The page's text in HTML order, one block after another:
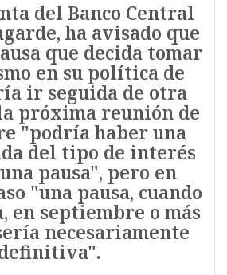
del Banco Central
ha avisado que
que decida tomar
en su política de
ir seguida de otra
próxima reunión de
"podría haber una
del tipo de interés
pausa", pero en
"una pausa, cuando
en septiembre o más
necesariamente